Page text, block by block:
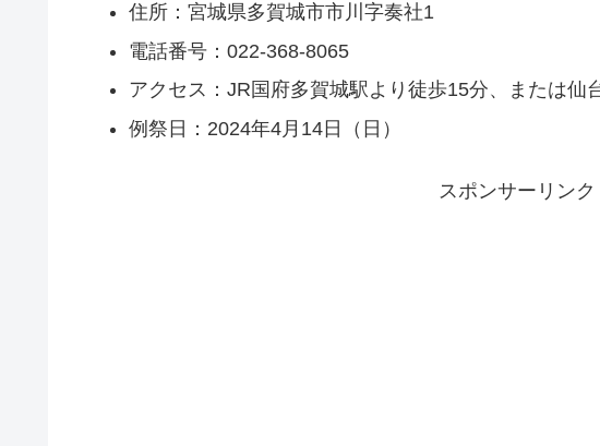
住所：宮城県多賀城市市川字奏社1
電話番号：022-368-8065
アクセス：JR国府多賀城駅より徒歩15分、または仙
例祭日：2024年4月14日（日）
スポンサーリンク